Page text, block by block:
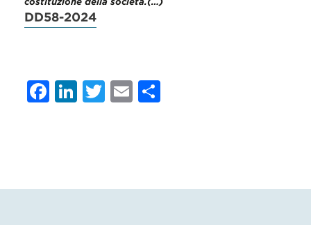
DD58-2024
Facebook
LinkedIn
Twitter
Email